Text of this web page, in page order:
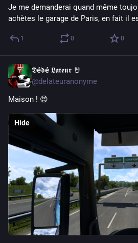
Je me demanderai quand même
achètes le garage de Paris, en fait il
1 0 0
𝕯é𝖉é 𝕷𝖆𝖙𝖊𝖚𝖗 🤘
@delateuranonyme
Maison ! 😍
Hide